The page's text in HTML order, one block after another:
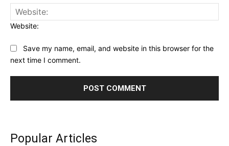
Website:
Save my name, email, and website in this browser for the
next time I comment.
Popular Articles